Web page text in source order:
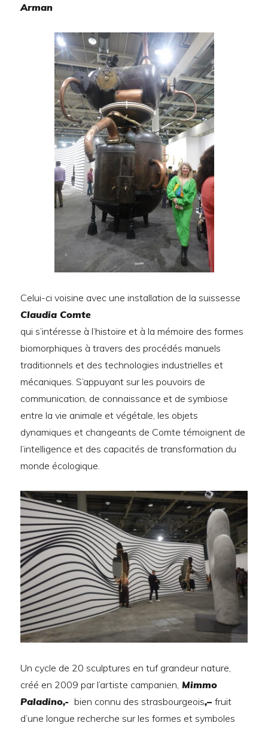
Arman
Celui-ci voisine avec une installation de la suissesse
Claudia Comte
qui s’intéresse à l’histoire et à la mémoire des formes
biomorphiques à travers des procédés manuels
traditionnels et des technologies industrielles et
mécaniques. S’appuyant sur les pouvoirs de
communication, de connaissance et de symbiose
entre la vie animale et végétale, les objets
dynamiques et changeants de Comte témoignent de
l’intelligence et des capacités de transformation du
monde écologique.
Un cycle de 20 sculptures en tuf grandeur nature,
créé en 2009 par l’artiste campanien, Mimmo
Paladino,- bien connu des strasbourgeois,–fruit
d’une longue recherche sur les formes et symboles